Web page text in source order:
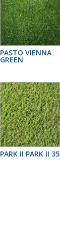
PASTO VIENNA
GREEN
PARK II PARK II 35